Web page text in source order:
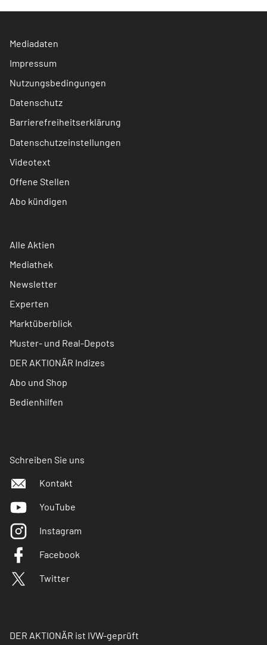
Mediadaten
Impressum
Nutzungsbedingungen
Datenschutz
Barrierefreiheitserklärung
Datenschutzeinstellungen
Videotext
Offene Stellen
Abo kündigen
Alle Aktien
Mediathek
Newsletter
Experten
Marktüberblick
Muster- und Real-Depots
DER AKTIONÄR Indizes
Abo und Shop
Bedienhilfen
Schreiben Sie uns
Kontakt
YouTube
Instagram
Facebook
Twitter
DER AKTIONÄR ist IVW-geprüft